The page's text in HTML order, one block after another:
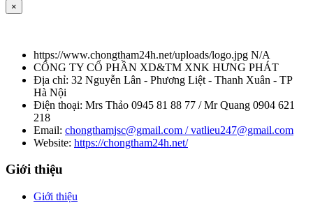
×
https://www.chongtham24h.net/uploads/logo.jpg N/A
CÔNG TY CỔ PHẦN XD&TM XNK HƯNG PHÁT
Địa chỉ: 32 Nguyễn Lân - Phương Liệt - Thanh Xuân - TP
Hà Nội
Điện thoại: Mrs Thảo 0945 81 88 77 / Mr Quang 0904 621
218
Email: chongthamjsc@gmail.com / vatlieu247@gmail.com
Website: https://chongtham24h.net/
Giới thiệu
Giới thiệu